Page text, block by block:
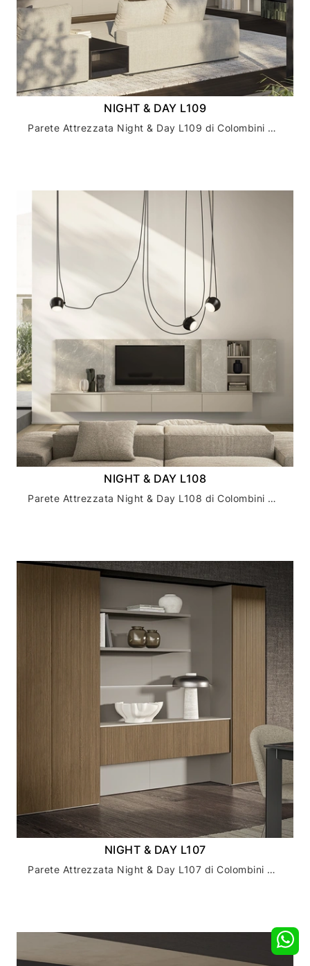
NIGHT & DAY L109
Parete Attrezzata Night & Day L109 di Colombini Casa
NIGHT & DAY L108
Parete Attrezzata Night & Day L108 di Colombini Casa
NIGHT & DAY L107
Parete Attrezzata Night & Day L107 di Colombini Casa